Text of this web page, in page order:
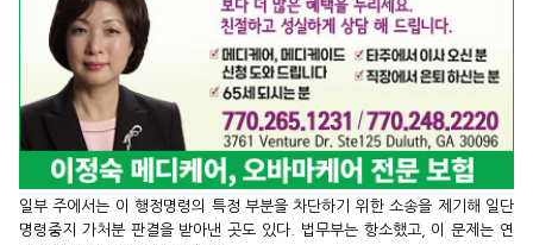
일부 주에서는 이 행정명령의 특정 부분을 차단하기 위한 소송을 제기해 일단
명령중지 가처분 판결을 받아낸 곳도 있다. 법무부는 항소했고, 이 문제는 연